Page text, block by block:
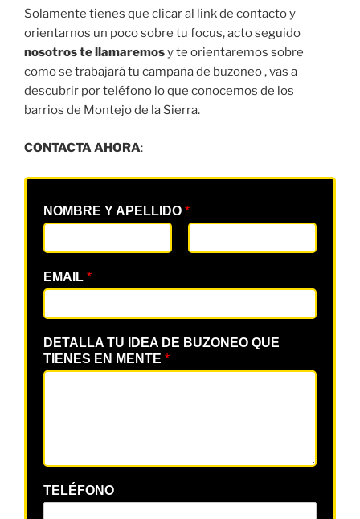
Solamente tienes que clicar al link de contacto y
orientarnos un poco sobre tu focus, acto seguido
nosotros te llamaremosy te orientaremos sobre
como se trabajará tu campaña de buzoneo , vas a
descubrir por teléfono lo que conocemos de los
barrios de Montejo de la Sierra.
CONTACTA AHORA:
NOMBRE Y APELLIDO *
EMAIL *
DETALLA TU IDEA DE BUZONEO QUE
TIENES EN MENTE *
TELÉFONO